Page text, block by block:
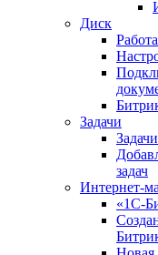
Диск
Задачи
задач
Интернет-
«1С-